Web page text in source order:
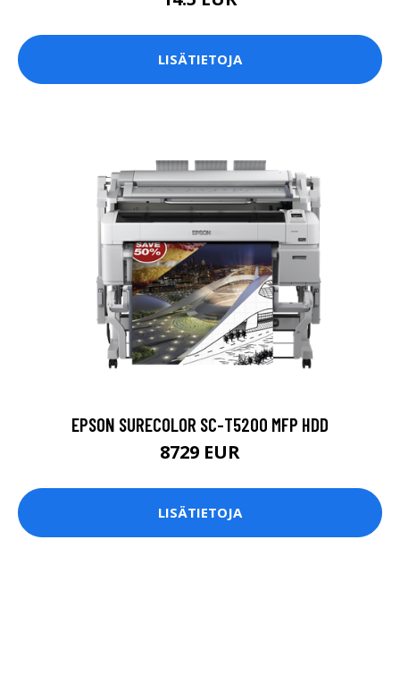
LISÄTIETOJA
EPSON SURECOLOR SC-T5200 MFP HDD
8729 EUR
LISÄTIETOJA